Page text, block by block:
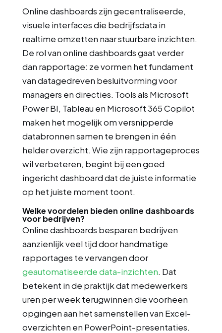
Online dashboards zijn gecentraliseerde,
visuele interfaces die bedrijfsdata in
realtime omzetten naar stuurbare inzichten.
De rol van online dashboards gaat verder
dan rapportage: ze vormen het fundament
van datagedreven besluitvorming voor
managers en directies. Tools als Microsoft
Power BI, Tableau en Microsoft 365 Copilot
maken het mogelijk om versnipperde
databronnen samen te brengen in één
helder overzicht. Wie zijn rapportageproces
wil verbeteren, begint bij een goed
ingericht dashboard dat de juiste informatie
op het juiste moment toont.
Welke voordelen bieden online dashboards
voor bedrijven?
Online dashboards besparen bedrijven
aanzienlijk veel tijd door handmatige
rapportages te vervangen door
geautomatiseerde data-inzichten. Dat
betekent in de praktijk dat medewerkers
uren per week terugwinnen die voorheen
opgingen aan het samenstellen van Excel-
overzichten en PowerPoint-presentaties.